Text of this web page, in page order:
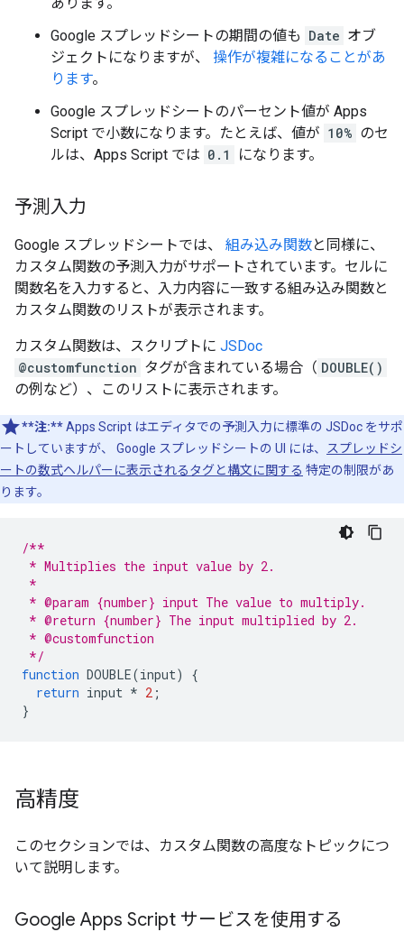
Google スプレッドシートの期間の値も Date オブ
ジェクトになりますが、 操作が複雑になることがあ
ります。
Google スプレッドシートのパーセント値が Apps
Script で小数になります。たとえば、値が 10% のセ
ルは、Apps Script では 0.1 になります。
予測入力
Google スプレッドシートでは、 組み込み関数と同様に、
カスタム関数の予測入力がサポートされています。セルに
関数名を入力すると、入力内容に一致する組み込み関数と
カスタム関数のリストが表示されます。
カスタム関数は、スクリプトに JSDoc
@customfunction タグが含まれている場合（ DOUBLE()
の例など）、このリストに表示されます。
**注:**Apps Script はエディタでの予測入力に標準の JSDoc をサポ
ートしていますが、 Google スプレッドシートの UI には、
スプレッドシ
ートの数式ヘルパーに表示されるタグと構文に関する 特定の制限があ
ります。
/**
* Multiplies the input value by 2.
*
* @param {number} input The value to multiply.
* @return {number} The input multiplied by 2.
* @customfunction
*/
function DOUBLE(input)
{
return input * 2 ;
}
高精度
このセクションでは、カスタム関数の高度なトピックにつ
いて説明します。
Google Apps Script サービスを使用する